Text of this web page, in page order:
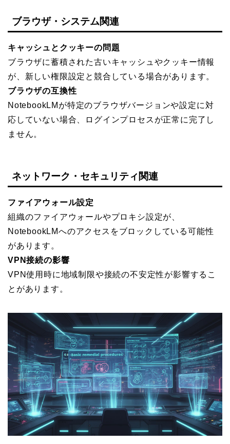
ブラウザ・システム関連
キャッシュとクッキーの問題
ブラウザに蓄積された古いキャッシュやクッキー情報
が、新しい権限設定と競合している場合があります。
ブラウザの互換性
NotebookLMが特定のブラウザバージョンや設定に対
応していない場合、ログインプロセスが正常に完了し
ません。
ネットワーク・セキュリティ関連
ファイアウォール設定
組織のファイアウォールやプロキシ設定が、
NotebookLMへのアクセスをブロックしている可能性
があります。
VPN接続の影響
VPN使用時に地域制限や接続の不安定性が影響するこ
とがあります。